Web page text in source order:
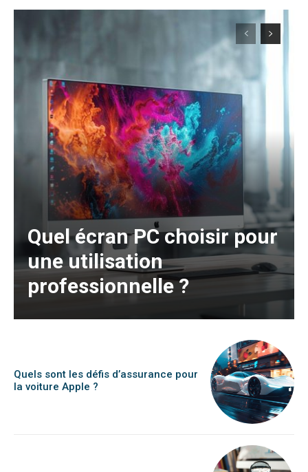
Quel écran PC choisir pour
une utilisation
professionnelle ?
Quels sont les défis d’assurance pour
la voiture Apple ?